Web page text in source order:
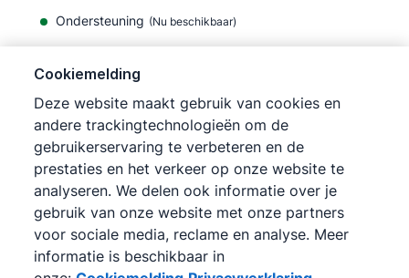
Ondersteuning (Nu beschikbaar)
©2026 Pipedrive
Pipedrive
Gebruiksvoorwaarden
Pipedrive
Privacyverklaring
Siteoverzicht
Cookiemelding
Cookievoorkeuren
Pipedrive is een online CRM voor sales.
Cookiemelding
Deze website maakt gebruik van cookies en
andere trackingtechnologieën om de
gebruikerservaring te verbeteren en de
prestaties en het verkeer op onze website te
analyseren. We delen ook informatie over je
gebruik van onze website met onze partners
voor sociale media, reclame en analyse. Meer
informatie is beschikbaar in